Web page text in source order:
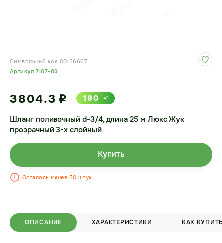
ОПИСАНИЕ ХАРАКТЕРИСТИКИ КАК
Символьный код 00156667
Артикул 7107-00
Шланг поливочный d-3/4, длина 25 м Люкс Жук
прозрачный 3-х слойный
3804.3 i 190
Купить
Осталось менее 50 штук